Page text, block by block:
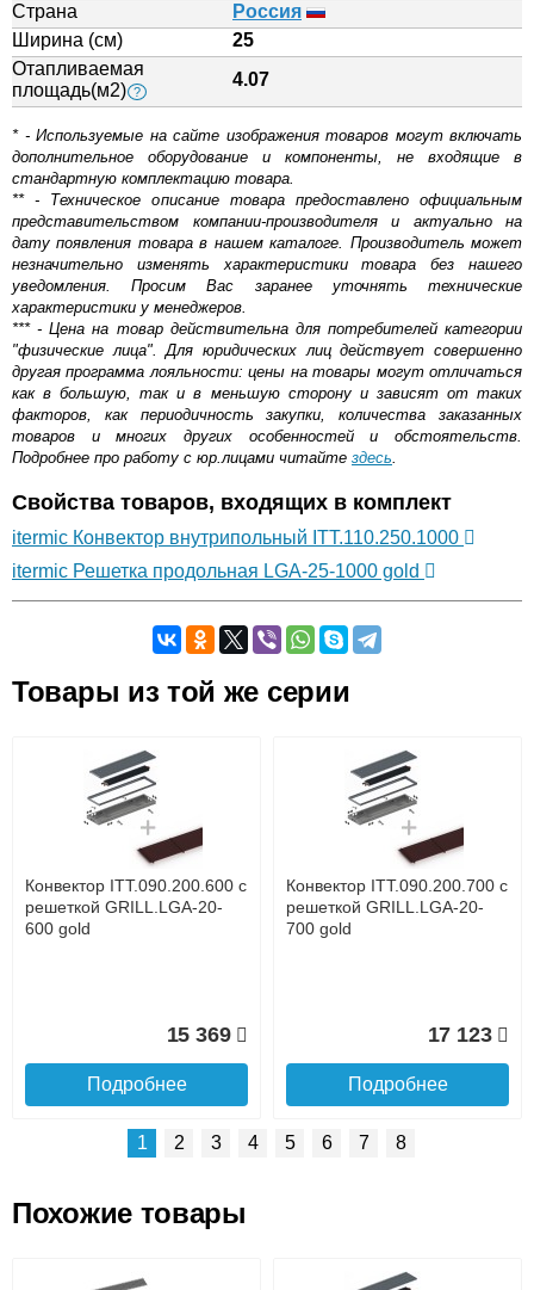
Страна
Россия
Ширина (см)
25
Отапливаемая
площадь(м2) ?
4.07
* - Используемые на сайте изображения товаров могут включать
дополнительное оборудование и компоненты, не входящие в
стандартную комплектацию товара.
** - Техническое описание товара предоставлено официальным
представительством компании-производителя и актуально на
дату появления товара в нашем каталоге. Производитель может
незначительно изменять характеристики товара без нашего
уведомления. Просим Вас заранее уточнять технические
характеристики у менеджеров.
*** - Цена на товар действительна для потребителей категории
"физические лица". Для юридических лиц действует совершенно
другая программа лояльности: цены на товары могут отличаться
как в большую, так и в меньшую сторону и зависят от таких
факторов, как периодичность закупки, количества заказанных
товаров и многих других особенностей и обстоятельств.
Подробнее про работу с юр.лицами читайте здесь.
Свойства товаров, входящих в комплект
itermic Конвектор внутрипольный ITT.110.250.1000
itermic Решетка продольная LGA-25-1000 gold
Оставьте отзыв
Доставка сантехники по Москве и Московской области
Наличный расчёт
Банковской картой на сайте в режиме реального
времени
Банковской картой при получении товара как при
доставке, так и самовывозом
Интернет-деньгами (Yandex-деньги, Web-money,
Qiwi-кошельки и другие).
Безналичный расчёт (возможно и с НДС)
Товары из той же серии
Конвектор ITT.090.200.600 с
решеткой GRILL.LGA-20-
600 gold
15 369
Подробнее
Конвектор ITT.090.200.700 с
решеткой GRILL.LGA-20-
700 gold
17 123
Подробнее
Конвектор ITT.090.200.1400 Конвектор ITT.090.200.1300
1 2 3 4 5 6 7 8
Похожие товары